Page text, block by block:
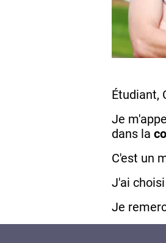
Étudiant,
Je
dans la
C'est un
J'ai
Je